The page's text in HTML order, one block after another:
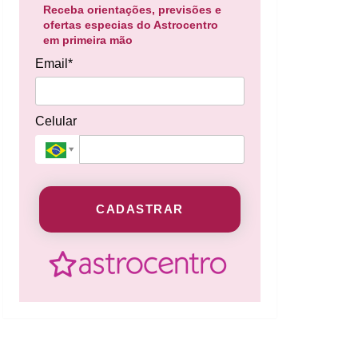
Receba orientações, previsões e
ofertas especias do Astrocentro
em primeira mão
Email*
Celular
CADASTRAR